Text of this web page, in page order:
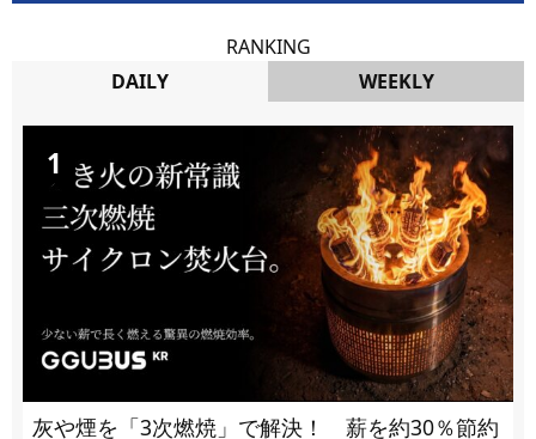
RANKING
DAILY
WEEKLY
灰や煙を「3次燃焼」で解決！ 薪を約30％節約